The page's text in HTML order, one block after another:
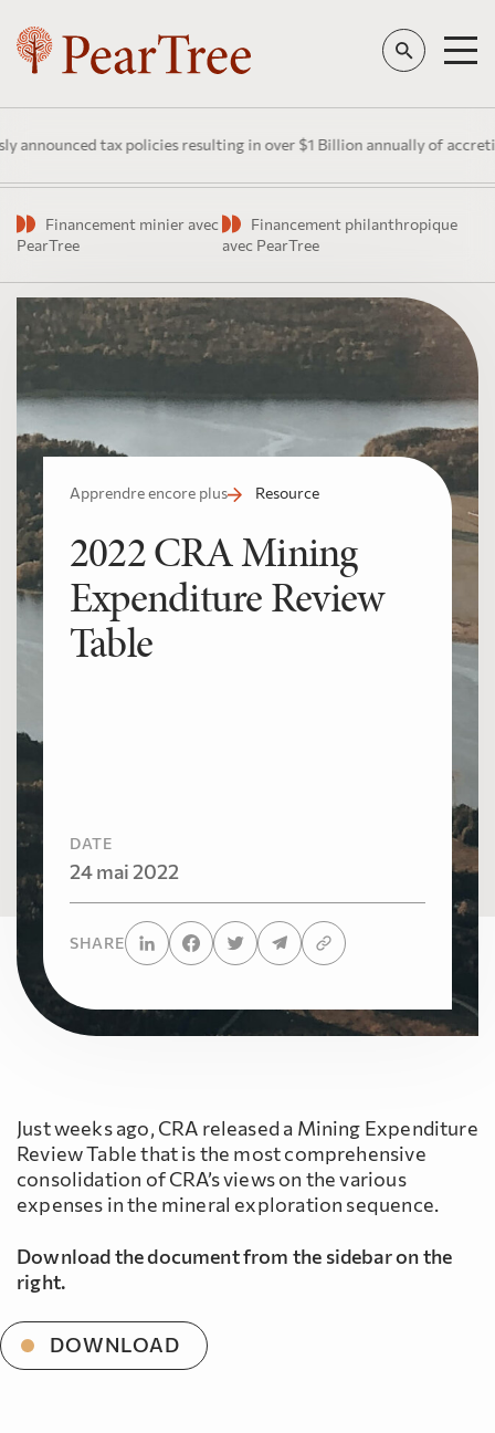
tax policies resulting in over $1 Billion annually of accretive
Financement minier avec
PearTree
Financement philanthropique
avec PearTree
Apprendre encore plus Resource
2022 CRA Mining
Expenditure Review
Table
DATE
24 mai 2022
SHARE
Just weeks ago, CRA released a Mining Expenditure
Review Table that is the most comprehensive
consolidation of CRA’s views on the various
expenses in the mineral exploration sequence.
Download the document from the sidebar on the
right.
DOWNLOAD